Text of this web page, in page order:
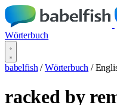
Wörterbuch
babelfish / Wörterbuch /
racked by